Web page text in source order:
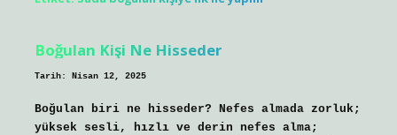
Boğulan Kişi Ne Hisseder
Tarih: Nisan 12, 2025
Boğulan biri ne hisseder? Nefes almada zorluk;
yüksek sesli, hızlı ve derin nefes alma;